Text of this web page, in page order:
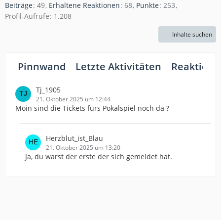
Beiträge 49 Erhaltene Reaktionen 68 Punkte 253
Profil-Aufrufe 1.208
Inhalte suchen
Pinnwand Letzte Aktivitäten
Tj_1905
21. Oktober 2025 um 12:44
Moin sind die Tickets fürs Pokalspiel noch da ?
Herzblut_ist_Blau
21. Oktober 2025 um 13:20
Ja, du warst der erste der sich gemeldet hat.